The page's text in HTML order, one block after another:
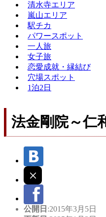
清水寺エリア
嵐山エリア
駅チカ
パワースポット
一人旅
女子旅
恋愛成就・縁結び
穴場スポット
1泊2日
法金剛院～仁
公開日 :2015年3月5日